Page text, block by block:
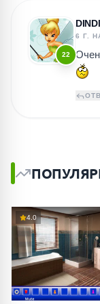
22
6 Г.
4.0